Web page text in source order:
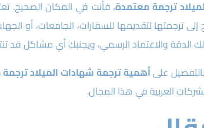
ترجمة معتمدة، فأنت في المكان الصحيح.
إلى ترجمتها لتقديمها للسفارات، الجامعات، أو
الدقة والاعتماد الرسمي، ويجنبك أي مشاكل قد
علىأهمية ترجمة شهادات الميلاد
العربية في هذا المجال.